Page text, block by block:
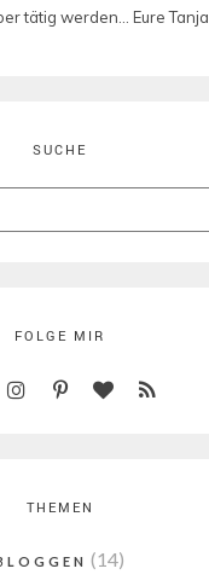
tätig werden... Eure Tanja
SUCHE
FOLGE MIR
THEMEN
(14)